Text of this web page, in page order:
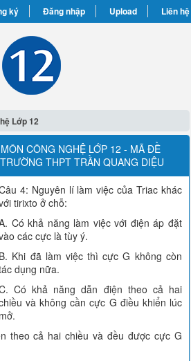
ký Đăng nhập Upload Liên hệ
Lớp 12
CÔNG NGHỆ LỚP 12 - MÃ ĐỀ
THPT TRẦN QUANG DIỆU
4: Nguyên lí làm việc của Triac khác
tirixto ở chỗ:
Có khả năng làm việc với điện áp đặt
các cực là tùy ý.
B. Khi đã làm việc thì cực G không còn
dụng nữa.
Có khả năng dẫn điện theo cả hai
và không cần cực G điều khiển lúc
mở.
theo cả hai chiều và đều được cực G